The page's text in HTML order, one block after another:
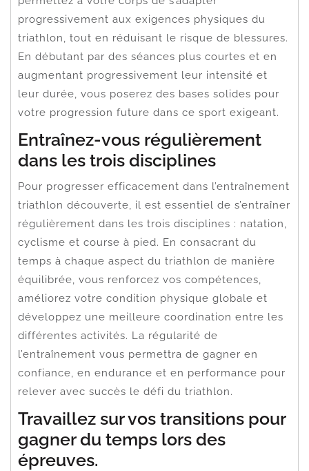
progressivement aux exigences physiques du
triathlon, tout en réduisant le risque de blessures.
En débutant par des séances plus courtes et en
augmentant progressivement leur intensité et
leur durée, vous poserez des bases solides pour
votre progression future dans ce sport exigeant.
Entraînez-vous régulièrement
dans les trois disciplines
Pour progresser efficacement dans l’entraînement
triathlon découverte, il est essentiel de s’entraîner
régulièrement dans les trois disciplines : natation,
cyclisme et course à pied. En consacrant du
temps à chaque aspect du triathlon de manière
équilibrée, vous renforcez vos compétences,
améliorez votre condition physique globale et
développez une meilleure coordination entre les
différentes activités. La régularité de
l’entraînement vous permettra de gagner en
confiance, en endurance et en performance pour
relever avec succès le défi du triathlon.
Travaillez sur vos transitions pour
gagner du temps lors des
épreuves.